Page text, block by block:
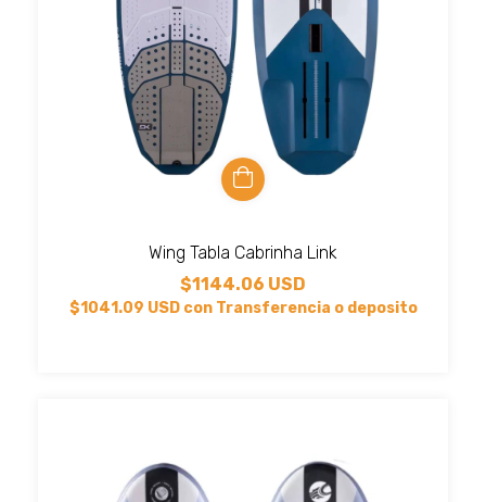
Wing Tabla Cabrinha Link
$1144.06 USD
$1041.09 USD con Transferencia o deposito